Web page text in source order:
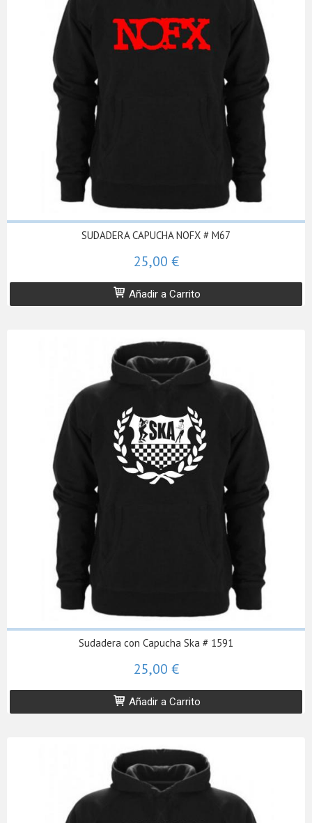
SUDADERA CAPUCHA NOFX # M67
25,00 €
Añadir a Carrito
Sudadera con Capucha Ska # 1591
25,00 €
Añadir a Carrito